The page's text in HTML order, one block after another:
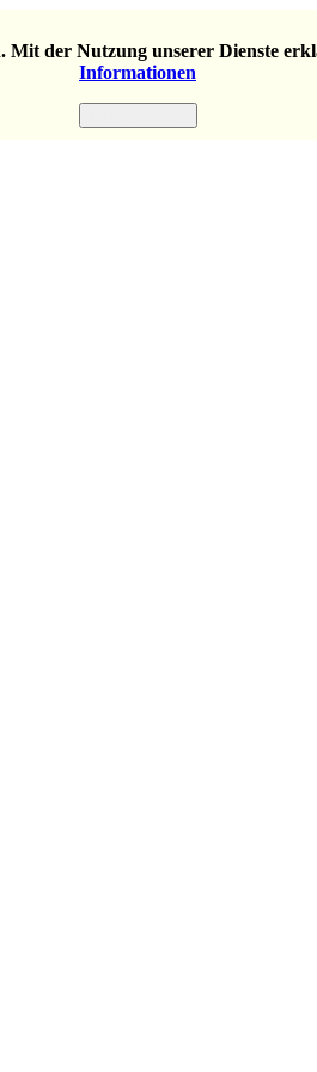
der Nutzung unserer Dienste
Informationen